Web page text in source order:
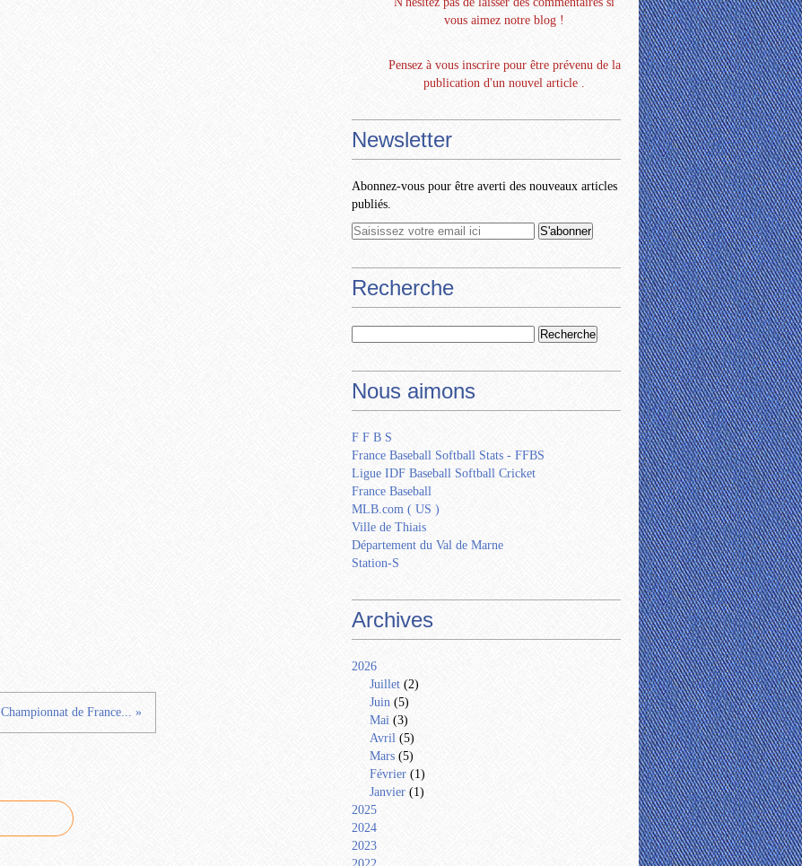
Championnat de France... »
vous aimez notre blog !
Pensez à vous inscrire pour être prévenu de la
publication d'un nouvel article .
Newsletter
Abonnez-vous pour être averti des nouveaux articles
publiés.
Recherche
Nous aimons
F F B S
France Baseball Softball Stats - FFBS
Ligue IDF Baseball Softball Cricket
France Baseball
MLB.com ( US )
Ville de Thiais
Département du Val de Marne
Station-S
Archives
2026
Juillet (2)
Juin (5)
Mai (3)
Avril (5)
Mars (5)
Février (1)
Janvier (1)
2025
2024
2023